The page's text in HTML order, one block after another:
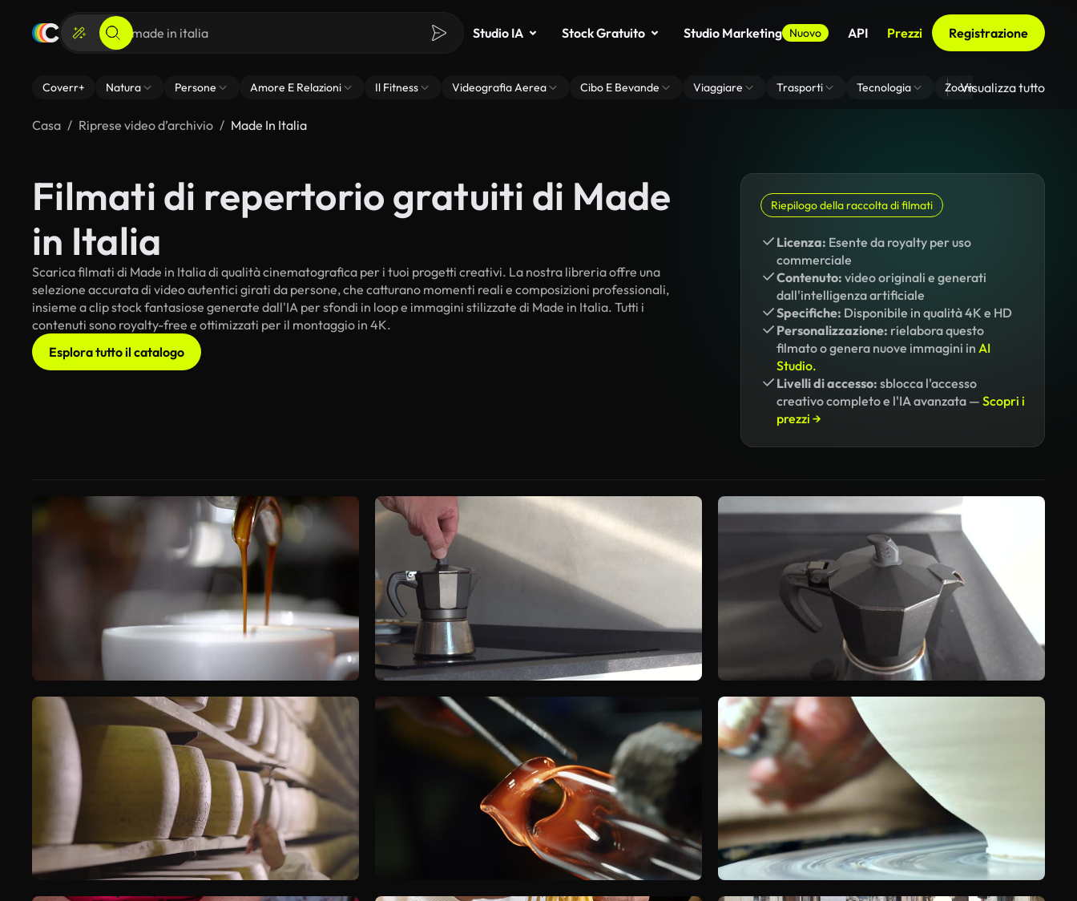
Studio IA Stock Gratuito Studio Marketing Nuovo API Prezzi Registrazione
Coverr+ Natura Persone Amore E Relazioni Il Fitness Videografia Aerea Cibo E Bevande Viaggiare Trasporti Tecnologia Zoom Di Sfondo Virtuale
Visualizza tutto
Casa Riprese video d’archivio Made In Italia
Filmati di repertorio gratuiti di Made
in Italia
Scarica filmati di Made in Italia di qualità cinematografica per i tuoi progetti creativi. La nostra libreria offre una
selezione accurata di video autentici girati da persone, che catturano momenti reali e composizioni professionali,
insieme a clip stock fantasiose generate dall'IA per sfondi in loop e immagini stilizzate di Made in Italia. Tutti i
contenuti sono royalty-free e ottimizzati per il montaggio in 4K.
Esplora tutto il catalogo
Riepilogo della raccolta di filmati
Licenza: Esente da royalty per uso
commerciale
Contenuto: video originali e generati
dall'intelligenza artificiale
Specifiche: Disponibile in qualità 4K e HD
Personalizzazione: rielabora questo
filmato o genera nuove immagini in AI
Studio.
Livelli di accesso: sblocca l'accesso
creativo completo e l'IA avanzata — Scopri i
prezzi →